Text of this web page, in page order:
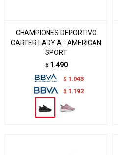
CHAMPIONES DEPORTIVO
CARTER LADY A - AMERICAN
SPORT
$ 1.490
$ 1.043
$ 1.192